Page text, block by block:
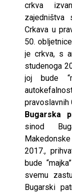
crkva
zajedništva
Crkava u
50.
je crkva, s
studenoga
joj bude
pravoslavnih
Bugarska
sinod
2017.,
bude
svemu
Bugarski